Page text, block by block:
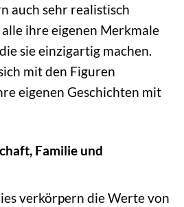
auch sehr realistisch
ihre eigenen Merkmale
sie einzigartig machen.
mit den Figuren
eigenen Geschichten mit
Familie und
verkörpern die Werte von